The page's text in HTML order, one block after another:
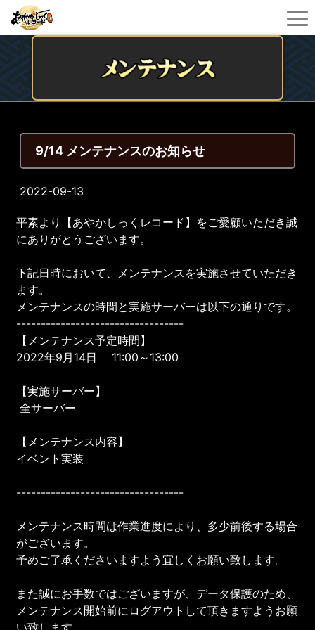
9/14 メンテナンスのお知らせ
2022-09-13
平素より【あやかしっくレコード】をご愛顧いただき誠
にありがとうございます。
下記日時において、メンテナンスを実施させていただき
ます。
メンテナンスの時間と実施サーバーは以下の通りです。
----------------------------------
【メンテナンス予定時間】
2022年9月14日 11:00～13:00
【実施サーバー】
全サーバー
【メンテナンス内容】
イベント実装
----------------------------------
メンテナンス時間は作業進度により、多少前後する場合
がございます。
予めご了承くださいますよう宜しくお願い致します。
また誠にお手数ではございますが、データ保護のため、
メンテナンス開始前にログアウトして頂きますようお願
い致します。